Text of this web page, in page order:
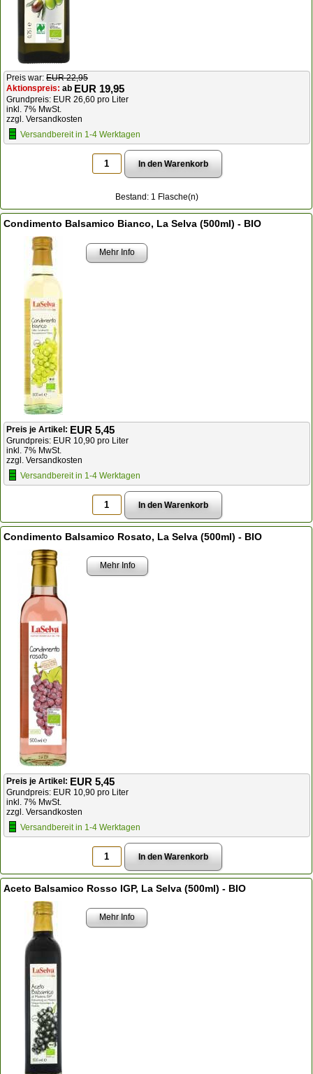
Preis war: EUR 22,95
Aktionspreis: ab EUR 19,95
Grundpreis: EUR 26,60 pro Liter
inkl. 7% MwSt.
zzgl. Versandkosten
Versandbereit in 1-4 Werktagen
Bestand: 1 Flasche(n)
Condimento Balsamico Bianco, La Selva (500ml) - BIO
Mehr Info
Preis je Artikel: EUR 5,45
Grundpreis: EUR 10,90 pro Liter
inkl. 7% MwSt.
zzgl. Versandkosten
Versandbereit in 1-4 Werktagen
Condimento Balsamico Rosato, La Selva (500ml) - BIO
Mehr Info
Preis je Artikel: EUR 5,45
Grundpreis: EUR 10,90 pro Liter
inkl. 7% MwSt.
zzgl. Versandkosten
Versandbereit in 1-4 Werktagen
Aceto Balsamico Rosso IGP, La Selva (500ml) - BIO
Mehr Info